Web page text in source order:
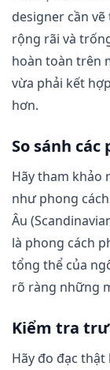
designer cần
rộng rãi và
hoàn toàn trên
vừa phải kết
hơn.
So sánh
Hãy tham khảo
như phong
Âu
là phong cách
tổng thể của
rõ ràng những
Kiểm tra
Hãy đo đạc